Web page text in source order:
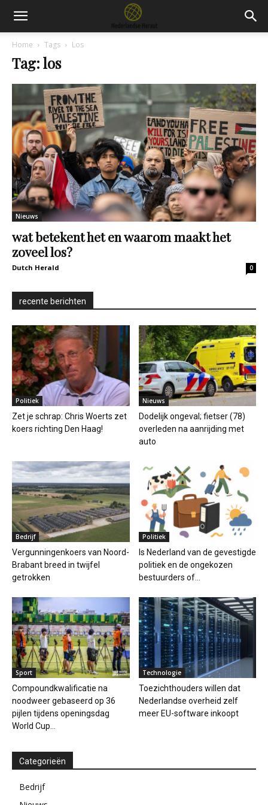
Home Tags Los
Tag: los
Nieuws
wat betekent het en waarom maakt het
zoveel los?
Dutch Herald 0
recente berichten
Politiek
Zet je schrap: Chris Woerts zet
koers richting Den Haag!
Nieuws
Dodelijk ongeval; fietser (78)
overleden na aanrijding met
auto
Bedrijf
Vergunningenkoers van Noord-
Brabant breed in twijfel
getrokken
Politiek
Is Nederland van de gevestigde
politiek en de ongekozen
bestuurders of...
Sport
Compoundkwalificatie na
noodweer gebaseerd op 36
pijlen tijdens openingsdag
World Cup...
Technologie
Toezichthouders willen dat
Nederlandse overheid zelf
meer EU-software inkoopt
Categorieën
Bedrijf